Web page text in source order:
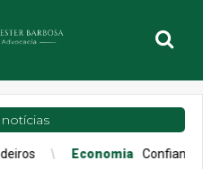
Confiança do